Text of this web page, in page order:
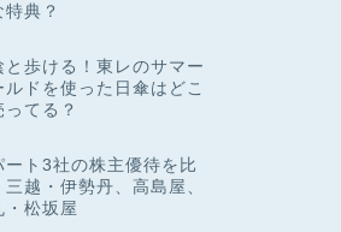
特典？
と歩ける！東レのサマー
ルドを使った日傘はどこ
ってる？
ート3社の株主優待を比
三越・伊勢丹、高島屋、
・松坂屋